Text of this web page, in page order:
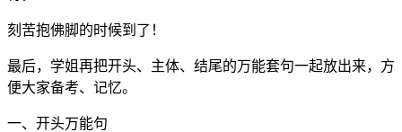
刻苦抱佛脚的时候到了！
最后，学姐再把开头、主体、结尾的万能套句一起放出来，方
便大家备考、记忆。
一、开头万能句